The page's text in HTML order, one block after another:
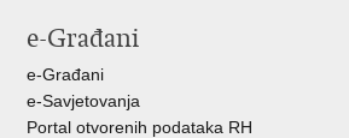
FacebookuTwitteru
e-Građani
e-Građani
e-Savjetovanja
Portal otvorenih podataka RH